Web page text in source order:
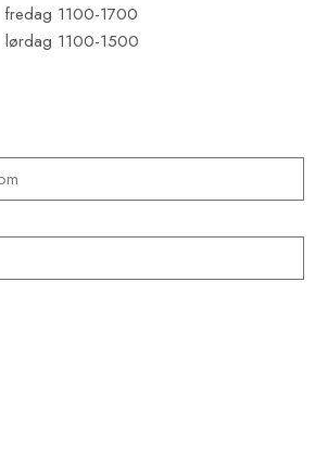
fredag 1100-1700
lørdag 1100-1500